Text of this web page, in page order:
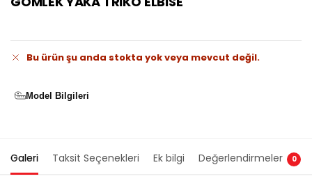
Bu ürün şu anda stokta yok veya mevcut değil.
Model Bilgileri
Galeri Taksit Seçenekleri Ek bilgi Değerlendirmeler 0